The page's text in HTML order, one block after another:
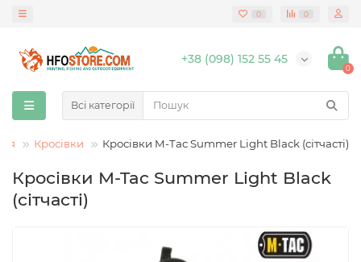
0 0
+38 (098) 152 55 45
0
Всі категорії
Кросівки Кросівки M-Tac Summer Light Black (сітчасті)
Кросівки M-Tac Summer Light Black
(сітчасті)